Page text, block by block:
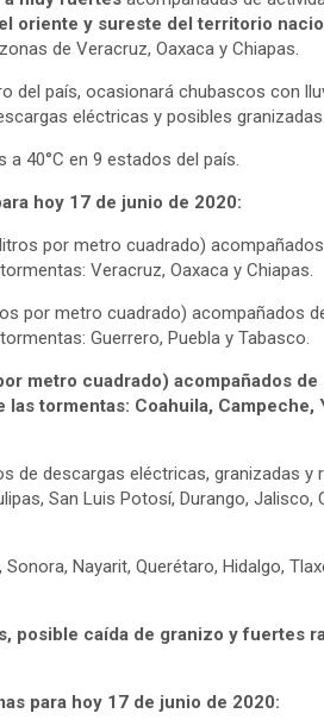
oriente y sureste del territorio
de Veracruz, Oaxaca y Chiapas.
del país, ocasionará chubascos con
eléctricas y posibles granizadas.
40°C en 9 estados del país.
hoy 17 de junio de 2020:
por metro cuadrado)
Veracruz, Oaxaca y Chiapas.
por metro cuadrado) acompañados
Guerrero, Puebla y Tabasco.
metro cuadrado) acompañados de
tormentas: Coahuila, Campeche,
de descargas eléctricas, granizadas y
San Luis Potosí, Durango, Jalisco,
Nayarit, Querétaro, Hidalgo,
posible caída de granizo y fuertes
para hoy 17 de junio de 2020: